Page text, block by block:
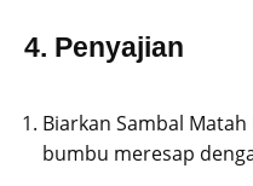
4. Penyajian
Biarkan Sambal Matah
bumbu meresap